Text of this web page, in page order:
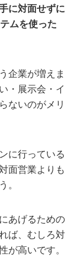
のツール
3つのポイ
にお任せ
に対面せずに
ムを使った
企業が増えま
・展示会・イ
ないのがメリ
に行っている
面営業よりも
。
あげるための
ば、むしろ対
が高いです。